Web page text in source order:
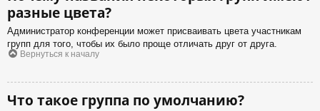
разные цвета?
Администратор конференции может присваивать цвета участникам
групп для того, чтобы их было проще отличать друг от друга.
Вернуться к началу
Что такое группа по умолчанию?